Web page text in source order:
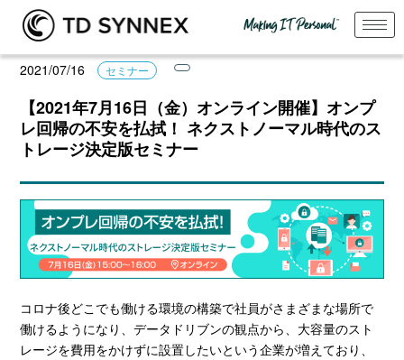
2021/07/16 セミナー
【2021年7月16日（金）オンライン開催】オンプ
レ回帰の不安を払拭！ ネクストノーマル時代のス
トレージ決定版セミナー
コロナ後どこでも働ける環境の構築で社員がさまざまな場所で
働けるようになり、データドリブンの観点から、大容量のスト
レージを費用をかけずに設置したいという企業が増えており、